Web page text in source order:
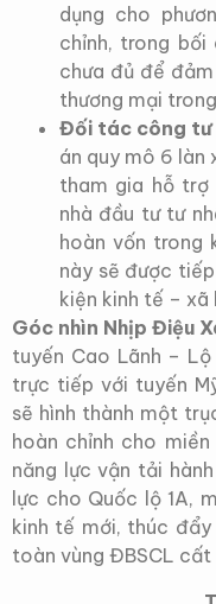
dụng cho
chỉnh, trong bối
chưa đủ để
thương mại
Đối tác công tư
án quy mô 6 làn
tham gia hỗ
nhà đầu tư tư
hoàn vốn trong
này sẽ được
kiện kinh tế – xã
Góc nhìn Nhịp Điệu
tuyến Cao Lãnh –
trực tiếp với tuyến
sẽ hình thành một
hoàn chỉnh cho
năng lực vận tải
lực cho Quốc lộ 1A,
kinh tế mới, thúc
toàn vùng ĐBSCL cất